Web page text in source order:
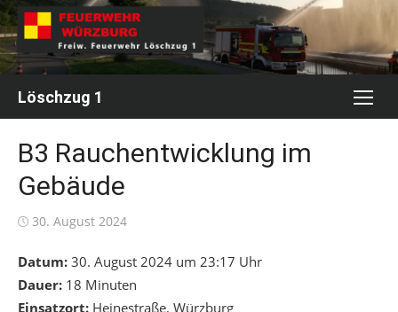
Skip
to
content
Löschzug 1
B3 Rauchentwicklung im
Gebäude
Posted
30. August 2024
Datum: 30. August 2024 um 23:17 Uhr
Dauer: 18 Minuten
Einsatzort: Heinestraße, Würzburg